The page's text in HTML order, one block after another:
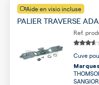
Aide en visio incluse
PALIER TRAVERSE
Ref.
Cuve